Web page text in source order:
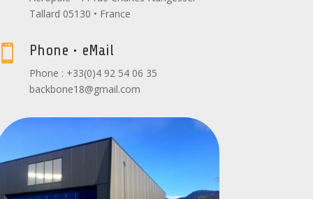
Tallard 05130 • France
Phone • eMail
Phone : +33(0)4 92 54 06 35
backbone18@gmail.com